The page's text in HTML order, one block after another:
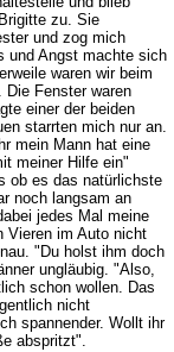
zu. Sie
und zog mich
und Angst machte sich
waren wir beim
Fenster waren
einer der beiden
starrten mich nur an.
mein Mann hat eine
meiner Hilfe ein"
ob es das natürlichste
noch langsam an
jedes Mal meine
Vieren im Auto nicht
"Du holst ihm doch
ungläubig. "Also,
schon wollen. Das
nicht
spannender. Wollt ihr
abspritzt".